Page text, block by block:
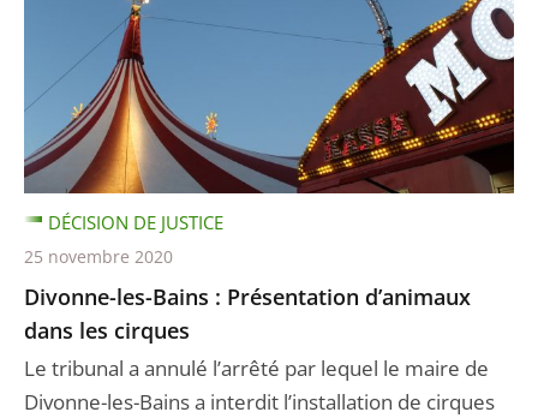
Divonne-les-Bains : Présentation d’animaux
dans les cirques
Le tribunal a annulé l’arrêté par lequel le maire de
Divonne-les-Bains a interdit l’installation de cirques
DÉCISION DE JUSTICE
25 novembre 2020